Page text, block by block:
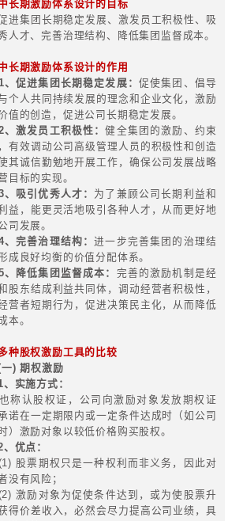
资总额优化设计；
7、对处于战略关键领域的商业
资总额优化设计；
8、对主业是公益类国有企业的
设计；
9、对主业是金融企业的工资总额
10、对主业是文化领域的企业的
设计。
三、集团大薪酬体系设计的要点与宗
1、交易体系决定激励原则
2、价值系统决定薪酬导向
3、功能分维决定薪酬结构
4、政策限制决定薪酬边界
5、补偿系统决定薪酬突破
6、一司一策决定薪酬创新
8、履职贡献决定薪酬差异
四、薪酬体系设计总体导向
1、战略导向：薪酬体系的设计
现国润的战略落地及战略目标实现为
向；在设计绩效考核体系的时候，将
应的绩效工资比较相应提升，强化薪
导向。
2、问题导向：薪酬体系设计重